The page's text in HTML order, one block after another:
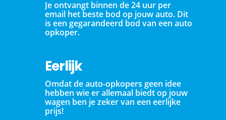
Je ontvangt binnen de 24 uur per
email het beste bod op jouw auto. Dit
is een gegarandeerd bod van een auto
opkoper.
Eerlijk
Omdat de auto-opkopers geen idee
hebben wie er allemaal biedt op jouw
wagen ben je zeker van een eerlijke
prijs!